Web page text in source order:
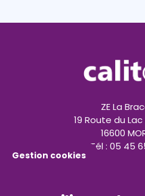
ZE La
19 Route du
16600
Tél : 05 45
Gestion cookies